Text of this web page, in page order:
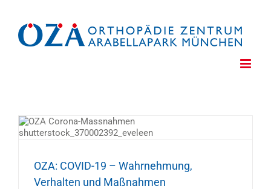
springen
OZA: COVID-19 – Wahrnehmung,
Verhalten und Maßnahmen